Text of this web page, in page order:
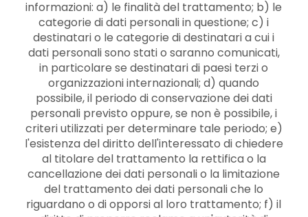
informazioni: a) le finalità del trattamento; b) le
categorie di dati personali in questione; c) i
destinatari o le categorie di destinatari a cui i
dati personali sono stati o saranno comunicati,
in particolare se destinatari di paesi terzi o
organizzazioni internazionali; d) quando
possibile, il periodo di conservazione dei dati
personali previsto oppure, se non è possibile, i
criteri utilizzati per determinare tale periodo; e)
l'esistenza del diritto dell'interessato di chiedere
al titolare del trattamento la rettifica o la
cancellazione dei dati personali o la limitazione
del trattamento dei dati personali che lo
riguardano o di opporsi al loro trattamento; f) il